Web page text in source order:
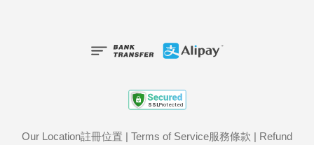
Our Location註冊位置 | Terms of Service服務條款 | Refund